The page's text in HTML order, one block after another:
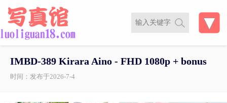
IMBD-389 Kirara Aino - FHD 1080p + bonus
时间：发布于2026-7-4